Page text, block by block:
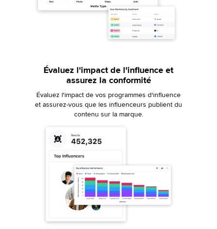
Évaluez l'impact de l'influence et
assurez la conformité
Évaluez l'impact de vos programmes d'influence
et assurez-vous que les influenceurs publient du
contenu sur la marque.